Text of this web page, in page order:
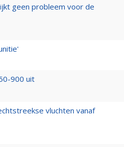
geen probleem voor de
900 uit
vluchten vanaf